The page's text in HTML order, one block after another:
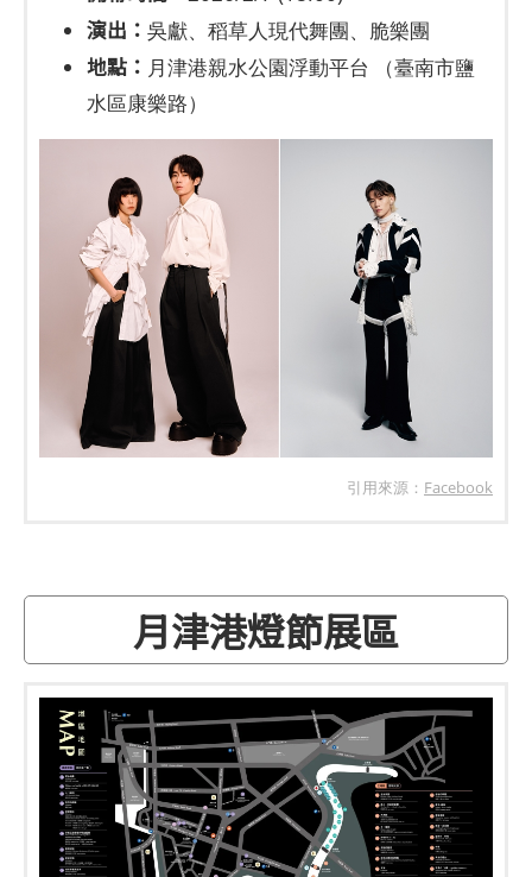
演出： 吳獻、稻草人現代舞團、脆樂團
地點： 月津港親水公園浮動平台 （臺南市鹽
水區康樂路）
引用來源： Facebook
月津港燈節展區